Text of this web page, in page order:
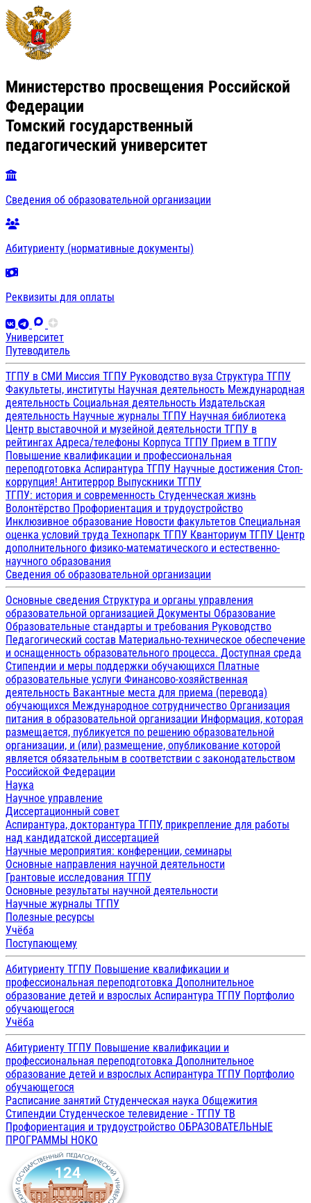
Министерство просвещения Российской
Федерации
Томский государственный
педагогический университет
Сведения об образовательной организации
Абитуриенту (нормативные документы)
Реквизиты для оплаты
Университет
Путеводитель
ТГПУ в СМИ Миссия ТГПУ Руководство вуза Структура ТГПУ
Факультеты, институты Научная деятельность Международная
деятельность Социальная деятельность Издательская
деятельность Научные журналы ТГПУ Научная библиотека
Центр выставочной и музейной деятельности ТГПУ в
рейтингах Адреса/телефоны Корпуса ТГПУ Прием в ТГПУ
Повышение квалификации и профессиональная
переподготовка Аспирантура ТГПУ Научные достижения Стоп-
коррупция! Антитеррор Выпускники ТГПУ
ТГПУ: история и современность Студенческая жизнь
Волонтёрство Профориентация и трудоустройство
Инклюзивное образование Новости факультетов Специальная
оценка условий труда Технопарк ТГПУ Кванториум ТГПУ Центр
дополнительного физико-математического и естественно-
научного образования
Сведения об образовательной организации
Основные сведения Структура и органы управления
образовательной организацией Документы Образование
Образовательные стандарты и требования Руководство
Педагогический состав Материально-техническое обеспечение
и оснащенность образовательного процесса. Доступная среда
Стипендии и меры поддержки обучающихся Платные
образовательные услуги Финансово-хозяйственная
деятельность Вакантные места для приема (перевода)
обучающихся Международное сотрудничество Организация
питания в образовательной организации Информация, которая
размещается, публикуется по решению образовательной
организации, и (или) размещение, опубликование которой
является обязательным в соответствии с законодательством
Российской Федерации
Наука
Научное управление
Диссертационный совет
Аспирантура, докторантура ТГПУ, прикрепление для работы
над кандидатской диссертацией
Научные мероприятия: конференции, семинары
Основные направления научной деятельности
Грантовые исследования ТГПУ
Основные результаты научной деятельности
Научные журналы ТГПУ
Полезные ресурсы
Учёба
Поступающему
Абитуриенту ТГПУ Повышение квалификации и
профессиональная переподготовка Дополнительное
образование детей и взрослых Аспирантура ТГПУ Портфолио
обучающегося
Учёба
Абитуриенту ТГПУ Повышение квалификации и
профессиональная переподготовка Дополнительное
образование детей и взрослых Аспирантура ТГПУ Портфолио
обучающегося
Расписание занятий Студенческая наука Общежития
Стипендии Студенческое телевидение - ТГПУ ТВ
Профориентация и трудоустройство ОБРАЗОВАТЕЛЬНЫЕ
ПРОГРАММЫ НОКО